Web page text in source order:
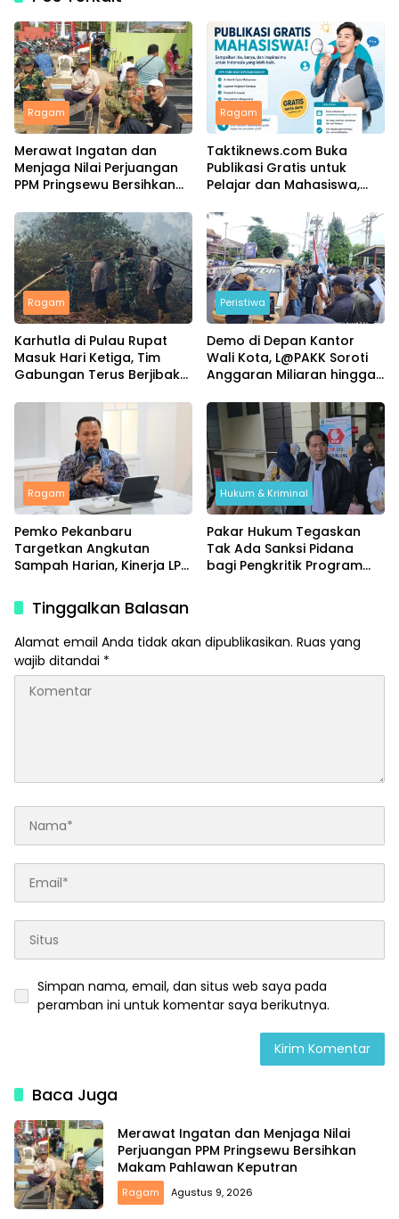
Ragam
Merawat Ingatan dan
Menjaga Nilai Perjuangan
PPM Pringsewu Bersihkan
Keputran
Ragam
Taktiknews.com Buka
Publikasi Gratis untuk
Pelajar dan Mahasiswa,
Ragam
Karhutla di Pulau Rupat
Masuk Hari Ketiga, Tim
Gabungan Terus Berjibaku
Peristiwa
Demo di Depan Kantor
Wali Kota, L@PAKK Soroti
Anggaran Miliaran hingga
Ragam
Pemko Pekanbaru
Targetkan Angkutan
Sampah Harian, Kinerja LPS
Hukum & Kriminal
Pakar Hukum Tegaskan
Tak Ada Sanksi Pidana
bagi Pengkritik Program
Tinggalkan Balasan
Alamat email Anda tidak akan dipublikasikan. Ruas yang
wajib ditandai *
Simpan nama, email, dan situs web saya pada
peramban ini untuk komentar saya berikutnya.
Baca Juga
Merawat Ingatan dan Menjaga Nilai
Perjuangan PPM Pringsewu Bersihkan
Makam Pahlawan Keputran
Ragam Agustus 9, 2026